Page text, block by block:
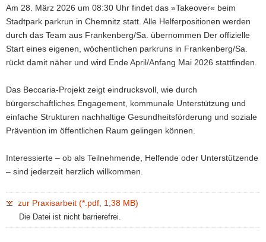
Am 28. März 2026 um 08:30 Uhr findet das »Takeover« beim
Stadtpark parkrun in Chemnitz statt. Alle Helferpositionen werden
durch das Team aus Frankenberg/Sa. übernommen Der offizielle
Start eines eigenen, wöchentlichen parkruns in Frankenberg/Sa.
rückt damit näher und wird Ende April/Anfang Mai 2026 stattfinden.
Das Beccaria-Projekt zeigt eindrucksvoll, wie durch
bürgerschaftliches Engagement, kommunale Unterstützung und
einfache Strukturen nachhaltige Gesundheitsförderung und soziale
Prävention im öffentlichen Raum gelingen können.
Interessierte – ob als Teilnehmende, Helfende oder Unterstützende
– sind jederzeit herzlich willkommen.
zur Praxisarbeit (*.pdf, 1,38 MB)
Die Datei ist nicht barrierefrei.